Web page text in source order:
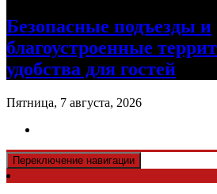
Безопасные подъезды и
благоустроенные
удобства для гостей
Пятница, 7 августа, 2026
Переключение навигации